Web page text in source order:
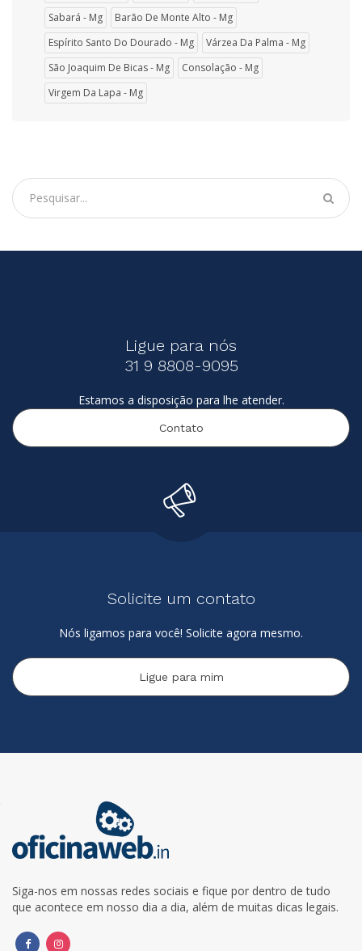
Sabará - Mg
Barão De Monte Alto - Mg
Espírito Santo Do Dourado - Mg
Várzea Da Palma - Mg
São Joaquim De Bicas - Mg
Consolação - Mg
Virgem Da Lapa - Mg
Ligue para nós
31 9 8808-9095
Estamos a disposição para lhe atender.
Contato
Solicite um contato
Nós ligamos para você! Solicite agora mesmo.
Ligue para mim
Siga-nos em nossas redes sociais e fique por dentro de tudo
que acontece em nosso dia a dia, além de muitas dicas legais.